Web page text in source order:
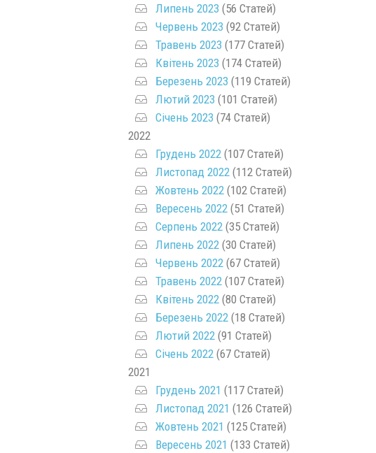
Липень 2023 (56 Статей)
Червень 2023 (92 Статей)
Травень 2023 (177 Статей)
Квітень 2023 (174 Статей)
Березень 2023 (119 Статей)
Лютий 2023 (101 Статей)
Січень 2023 (74 Статей)
2022
Грудень 2022(107 Статей)
Листопад 2022(112 Статей)
Жовтень 2022(102 Статей)
Вересень 2022(51 Статей)
Серпень 2022(35 Статей)
Липень 2022(30 Статей)
Червень 2022(67 Статей)
Травень 2022(107 Статей)
Квітень 2022(80 Статей)
Березень 2022(18 Статей)
Лютий 2022(91 Статей)
Січень 2022(67 Статей)
2021
Грудень 2021 (117 Статей)
Листопад 2021 (126 Статей)
Жовтень 2021 (125 Статей)
Вересень 2021 (133 Статей)